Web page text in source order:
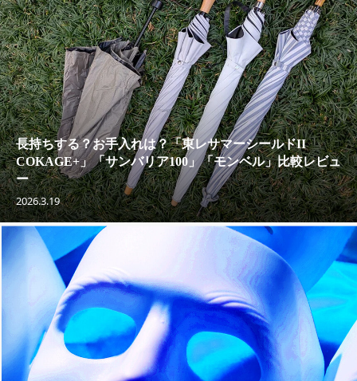
長持ちする？お手入れは？「東レサマーシールドII
COKAGE+」「サンバリア100」「モンベル」比較レビュ
ー
2026.3.19